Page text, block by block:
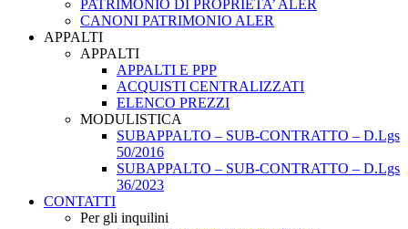
PATRIMONIO DI PROPRIETA’ ALER
CANONI PATRIMONIO ALER
APPALTI
APPALTI
APPALTI E PPP
ACQUISTI CENTRALIZZATI
ELENCO PREZZI
MODULISTICA
SUBAPPALTO – SUB-CONTRATTO – D.Lgs
50/2016
SUBAPPALTO – SUB-CONTRATTO – D.Lgs
36/2023
CONTATTI
Per gli inquilini